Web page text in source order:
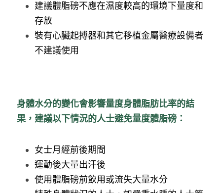
建議體脂磅不應在濕度較高的環境下量度和
存放
裝有心臟起搏器和其它移植金屬醫療設備者
不建議使用
身體水分的變化會影響量度身體脂肪比率的結
果，建議以下情況的人士避免量度體脂磅：
女士月經前後期間
運動後大量出汗後
使用體脂磅前飲用或流失大量水分